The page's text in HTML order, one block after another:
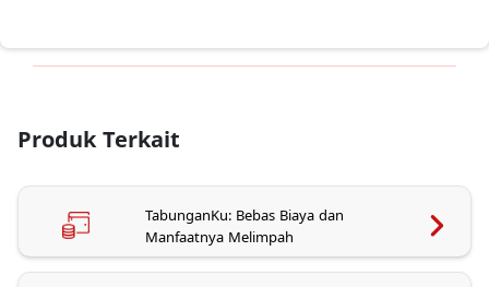
Produk Terkait
TabunganKu: Bebas Biaya dan
Manfaatnya Melimpah